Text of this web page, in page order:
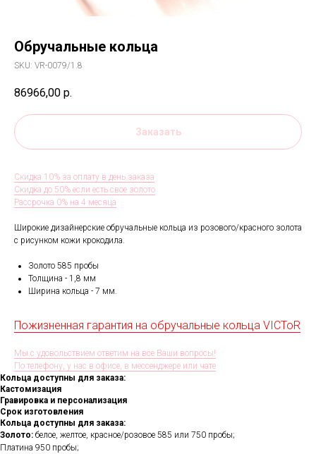
Обручальные кольца
SKU: VR-0079/1.8
86966,00 р.
Заказать
Скидка 10% за оплату в день заказа
Скидка до 50% если есть свое золото
Рассрочка 0% на 4 месяца
Широкие дизайнерские обручальные кольца из розового/красного золота
с рисунком кожи крокодила.
Золото 585 пробы
Толщина - 1,8 мм
Ширина кольца - 7 мм.
Пожизненная гарантия на обручальные кольца VICToR
Мы с удовольствием ответим на все Ваши вопросы!
По телефону, у нас в офисе, в мессенджере или чате
Кольца доступны для заказа:
Кастомизация
Гравировка и персонализация
Срок изготовления
Кольца доступны для заказа:
Золото: белое, желтое, красное/розовое 585 или 750 пробы;
Платина 950 пробы;